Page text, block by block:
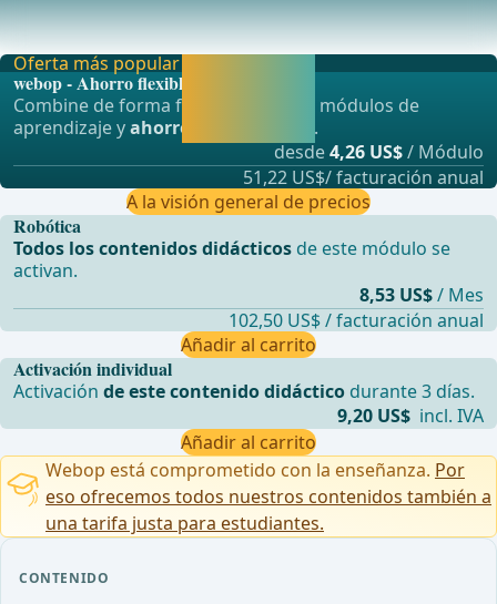
CONTENIDO
La operación se inicia con la configuración “dos manos
izquierdas”, es decir, en el Puerto 1 se enc
Activación individual
Activaciónde este contenido didáctico durante 3 días.
9,20 US$ incl. IVA
Añadir al carrito
Oferta más popular
webop - Ahorro flexible
Combine de forma flexible nuestros módulos de
aprendizaje yahorre hasta un 50% .
desde4,26 US$/ Módulo
51,22 US$/ facturación anual
A la visión general de precios
Robótica
Todos los contenidos didácticos de este módulo se
activan.
8,53 US$/ Mes
102,50 US$ / facturación anual
Añadir al carrito
Webop está comprometido con la enseñanza. Por
eso ofrecemos todos nuestros contenidos también a
una tarifa justa para estudiantes.